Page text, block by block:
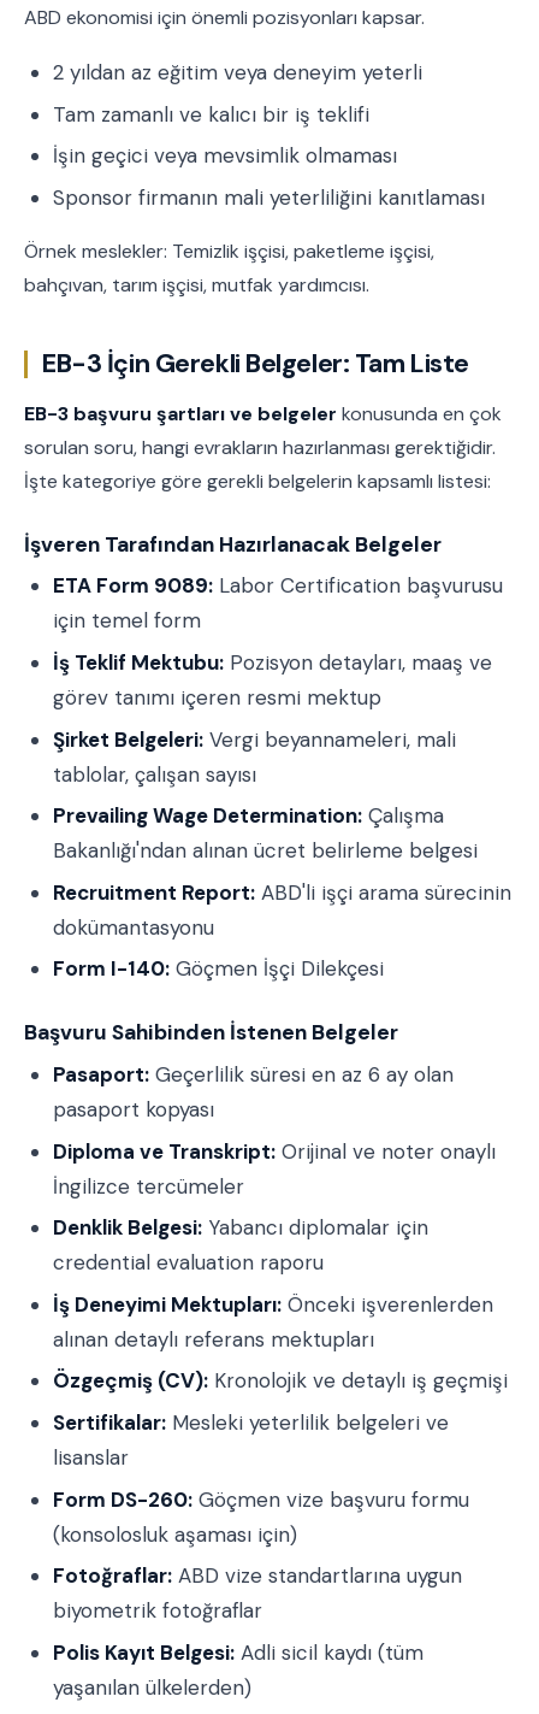
ABD ekonomisi için önemli pozisyonları kapsar.
2 yıldan az eğitim veya deneyim yeterli
Tam zamanlı ve kalıcı bir iş teklifi
İşin geçici veya mevsimlik olmaması
Sponsor firmanın mali yeterliliğini kanıtlaması
Örnek meslekler: Temizlik işçisi, paketleme işçisi,
bahçıvan, tarım işçisi, mutfak yardımcısı.
EB-3 İçin Gerekli Belgeler: Tam Liste
EB-3 başvuru şartları ve belgeler konusunda en çok
sorulan soru, hangi evrakların hazırlanması gerektiğidir.
İşte kategoriye göre gerekli belgelerin kapsamlı listesi:
İşveren Tarafından Hazırlanacak Belgeler
ETA Form 9089: Labor Certification başvurusu
için temel form
İş Teklif Mektubu: Pozisyon detayları, maaş ve
görev tanımı içeren resmi mektup
Şirket Belgeleri: Vergi beyannameleri, mali
tablolar, çalışan sayısı
Prevailing Wage Determination: Çalışma
Bakanlığı'ndan alınan ücret belirleme belgesi
Recruitment Report: ABD'li işçi arama sürecinin
dokümantasyonu
Form I-140: Göçmen İşçi Dilekçesi
Başvuru Sahibinden İstenen Belgeler
Pasaport: Geçerlilik süresi en az 6 ay olan
pasaport kopyası
Diploma ve Transkript: Orijinal ve noter onaylı
İngilizce tercümeler
Denklik Belgesi: Yabancı diplomalar için
credential evaluation raporu
İş Deneyimi Mektupları: Önceki işverenlerden
alınan detaylı referans mektupları
Özgeçmiş (CV): Kronolojik ve detaylı iş geçmişi
Sertifikalar: Mesleki yeterlilik belgeleri ve
lisanslar
Form DS-260: Göçmen vize başvuru formu
(konsolosluk aşaması için)
Fotoğraflar: ABD vize standartlarına uygun
biyometrik fotoğraflar
Polis Kayıt Belgesi: Adli sicil kaydı (tüm
yaşanılan ülkelerden)